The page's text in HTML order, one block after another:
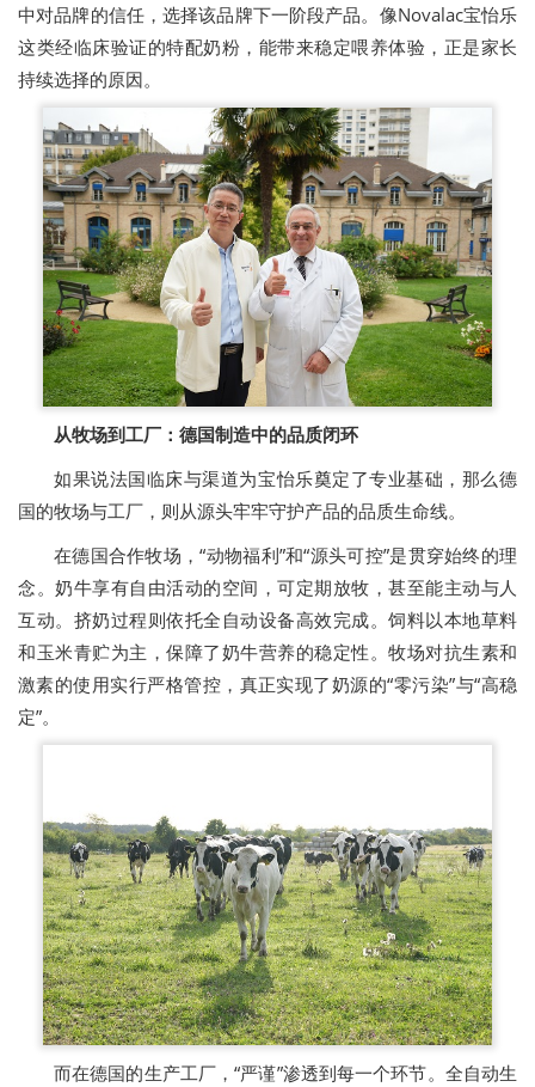
中对品牌的信任，选择该品牌下一阶段产品。像Novalac宝怡乐
这类经临床验证的特配奶粉，能带来稳定喂养体验，正是家长
持续选择的原因。
从牧场到工厂：德国制造中的品质闭环
如果说法国临床与渠道为宝怡乐奠定了专业基础，那么德
国的牧场与工厂，则从源头牢牢守护产品的品质生命线。
在德国合作牧场，“动物福利”和“源头可控”是贯穿始终的理
念。奶牛享有自由活动的空间，可定期放牧，甚至能主动与人
互动。挤奶过程则依托全自动设备高效完成。饲料以本地草料
和玉米青贮为主，保障了奶牛营养的稳定性。牧场对抗生素和
激素的使用实行严格管控，真正实现了奶源的“零污染”与“高稳
定”。
而在德国的生产工厂，“严谨”渗透到每一个环节。全自动生